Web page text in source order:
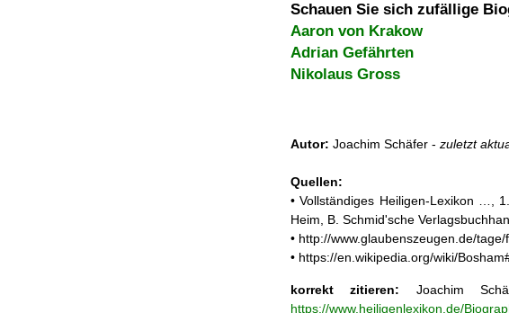
Schauen Sie sich zufällige
Aaron von Krakow
Adrian Gefährten
Nikolaus Gross
Autor: Joachim Schäfer - zuletzt
Quellen:
• Vollständiges Heiligen-Lexikon …,
Heim, B. Schmid'sche
• http://www.glaubenszeugen.de/
• https://en.wikipedia.org/wiki/
korrekt zitieren: Joachim
https://www.heiligenlexikon.de/